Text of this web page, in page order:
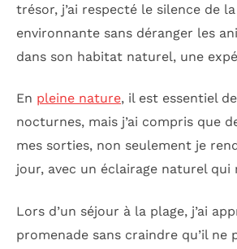
trésor, j’ai respecté le silence de
environnante sans déranger les
dans son habitat naturel, une
En pleine nature, il est essentiel de
nocturnes, mais j’ai compris que
mes sorties, non seulement je
jour, avec un éclairage naturel qui
Lors d’un séjour à la plage, j’ai
promenade sans craindre qu’il ne